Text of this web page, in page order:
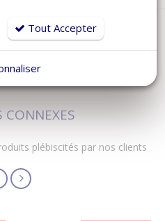
CONNEXES
plébiscités par nos clients
Tout Accepter